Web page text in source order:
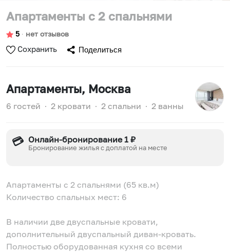
Апартаменты с 2 спальнями
5 ∙ нет отзывов
Сохранить Поделиться
Апартаменты, Москва
6 гостей ∙ 2 кровати ∙ 2 спальни ∙ 2 ванны
💳 Онлайн-бронирование 1 ₽
Бронирование жилья с доплатой на месте
Апартаменты с 2 спальнями (65 кв.м)
Количество спальных мест: 6
В наличии две двуспальные кровати,
дополнительный двуспальный диван-кровать.
Полностью оборудованная кухня со всеми